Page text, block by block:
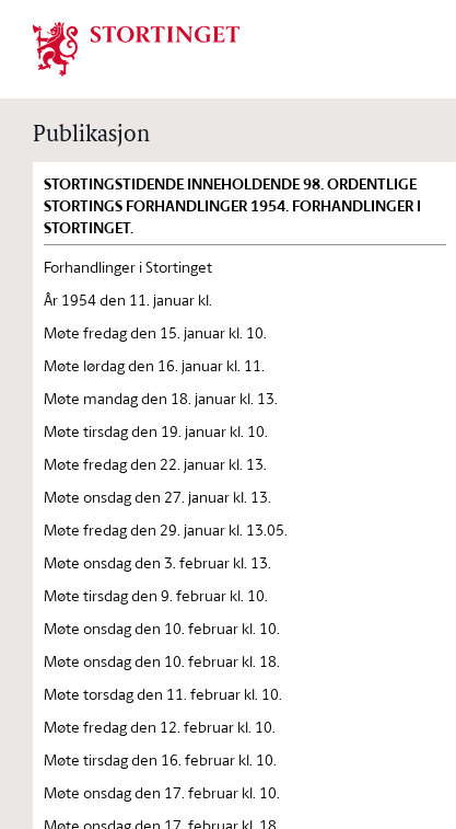
Stortinget.no
Publikasjon
STORTINGSTIDENDE INNEHOLDENDE 98. ORDENTLIGE
STORTINGS FORHANDLINGER 1954. FORHANDLINGER I
STORTINGET.
Forhandlinger i Stortinget
År 1954 den 11. januar kl.
Møte fredag den 15. januar kl. 10.
Møte lørdag den 16. januar kl. 11.
Møte mandag den 18. januar kl. 13.
Møte tirsdag den 19. januar kl. 10.
Møte fredag den 22. januar kl. 13.
Møte onsdag den 27. januar kl. 13.
Møte fredag den 29. januar kl. 13.05.
Møte onsdag den 3. februar kl. 13.
Møte tirsdag den 9. februar kl. 10.
Møte onsdag den 10. februar kl. 10.
Møte onsdag den 10. februar kl. 18.
Møte torsdag den 11. februar kl. 10.
Møte fredag den 12. februar kl. 10.
Møte tirsdag den 16. februar kl. 10.
Møte onsdag den 17. februar kl. 10.